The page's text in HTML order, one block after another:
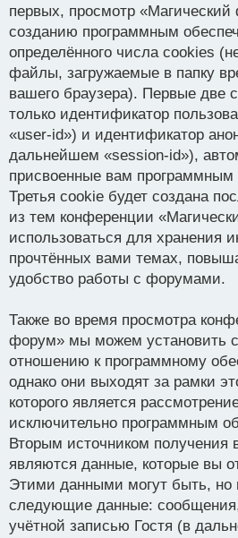
первых, просмотр
созданию программным
определённого числа cookies
файлы, загружаемые в папку
вашего браузера). Первые две
только идентификатор
«user-id») и идентификатор
дальнейшем «session-id»),
присвоенные вам программным
Третья cookie будет создана
из тем конференции
использоваться для хранения
прочтённых вами темах,
удобство работы с форумами.
Также во время просмотра
форум» мы можем установить
отношению к программному
однако они выходят за рамки
которого является
исключительно программным
Вторым источником
являются данные, которые вы
Этими данными могут быть, но
следующие данные:
учётной записью Гостя (в